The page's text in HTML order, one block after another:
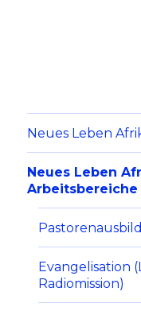
Neues Leben
Neues Leben
Arbeitsbereiche
Evangelisation
Radiomission)